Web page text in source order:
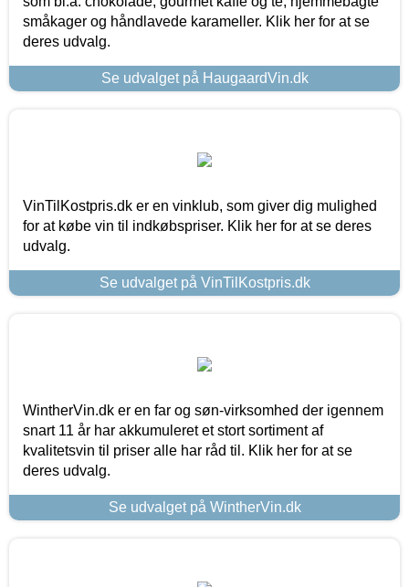
småkager og håndlavede karameller. Klik her for at se
deres udvalg.
Se udvalget på HaugaardVin.dk
VinTilKostpris.dk er en vinklub, som giver dig mulighed
for at købe vin til indkøbspriser. Klik her for at se deres
udvalg.
Se udvalget på VinTilKostpris.dk
WintherVin.dk er en far og søn-virksomhed der igennem
snart 11 år har akkumuleret et stort sortiment af
kvalitetsvin til priser alle har råd til. Klik her for at se
deres udvalg.
Se udvalget på WintherVin.dk